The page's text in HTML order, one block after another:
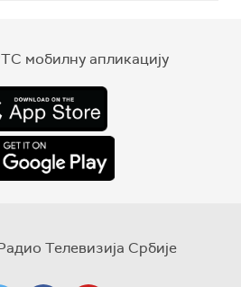
мобилну апликацију
Телевизија Србије